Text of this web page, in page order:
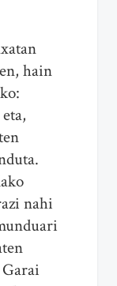
hain
nahi